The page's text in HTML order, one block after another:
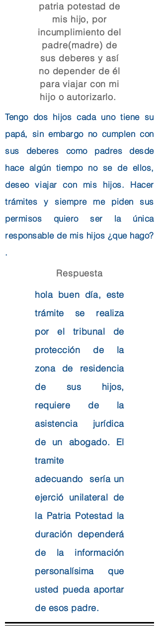
patria potestad de
mis hijo, por
incumplimiento del
padre(madre) de
sus deberes y así
no depender de él
para viajar con mi
hijo o autorizarlo.
Tengo dos hijos cada uno tiene su
papá, sin embargo no cumplen con
sus deberes como padres desde
hace algún tiempo no se de ellos,
deseo viajar con mis hijos. Hacer
trámites y siempre me piden sus
permisos quiero ser la única
responsable de mis hijos ¿que hago?
.
Respuesta
hola buen día, este
trámite se realiza
por el tribunal de
protección de la
zona de residencia
de sus hijos,
requiere de la
asistencia jurídica
de un abogado. El
tramite
adecuando sería un
ejerció unilateral de
la Patria Potestad la
duración dependerá
de la información
personalísima que
usted pueda aportar
de esos padre.